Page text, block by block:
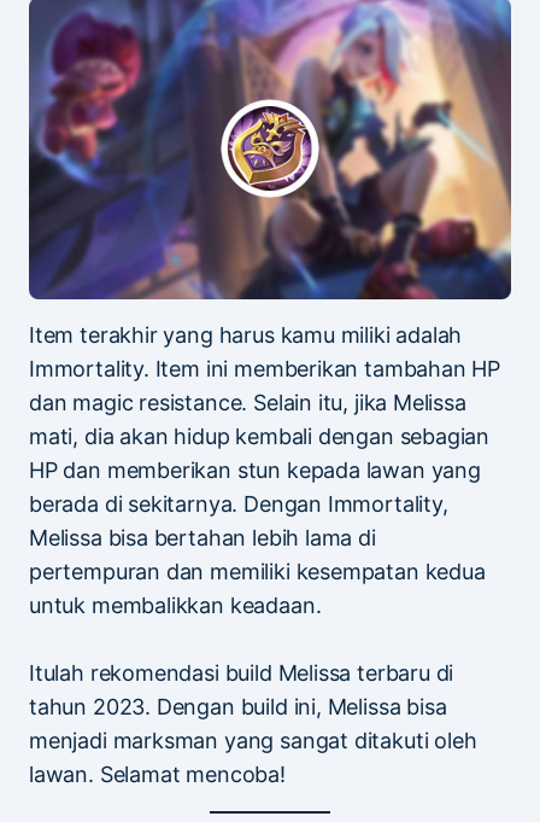
Item terakhir yang harus kamu miliki adalah
Immortality. Item ini memberikan tambahan HP
dan magic resistance. Selain itu, jika Melissa
mati, dia akan hidup kembali dengan sebagian
HP dan memberikan stun kepada lawan yang
berada di sekitarnya. Dengan Immortality,
Melissa bisa bertahan lebih lama di
pertempuran dan memiliki kesempatan kedua
untuk membalikkan keadaan.
Itulah rekomendasi build Melissa terbaru di
tahun 2023. Dengan build ini, Melissa bisa
menjadi marksman yang sangat ditakuti oleh
lawan. Selamat mencoba!